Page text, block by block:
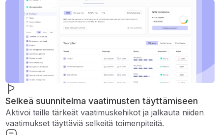
Selkeä suunnitelma vaatimusten täyttämiseen
Aktivoi teille tärkeät vaatimuskehikot ja jalkauta niiden
vaatimukset täyttäviä selkeitä toimenpiteitä.